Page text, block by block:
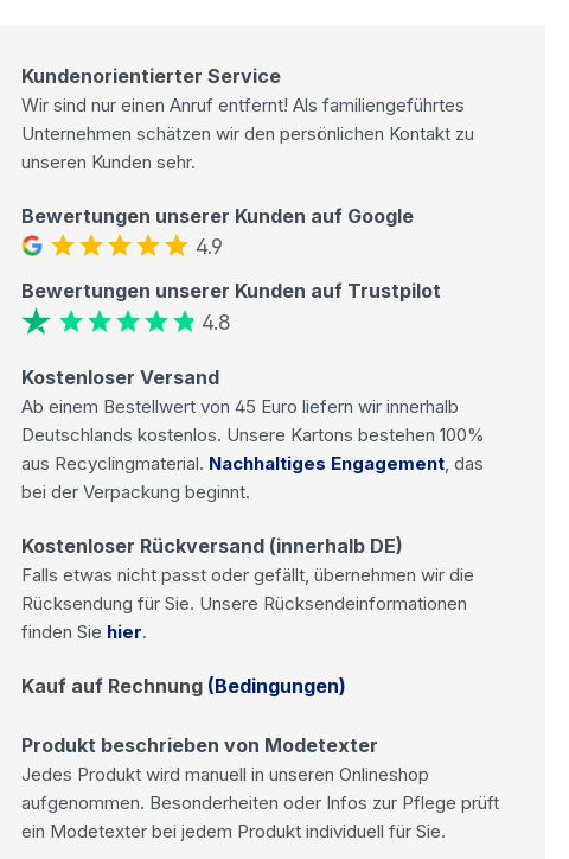
Kundenorientierter Service
Wir sind nur einen Anruf entfernt! Als familiengeführtes
Unternehmen schätzen wir den persönlichen Kontakt zu
unseren Kunden sehr.
Bewertungen unserer Kunden auf Google
4.9
Bewertungen unserer Kunden auf Trustpilot
4.8
Kostenloser Versand
Ab einem Bestellwert von 45 Euro liefern wir innerhalb
Deutschlands kostenlos. Unsere Kartons bestehen 100%
aus Recyclingmaterial. Nachhaltiges Engagement, das
bei der Verpackung beginnt.
Kostenloser Rückversand (innerhalb DE)
Falls etwas nicht passt oder gefällt, übernehmen wir die
Rücksendung für Sie. Unsere Rücksendeinformationen
finden Sie hier.
Kauf auf Rechnung (Bedingungen)
Produkt beschrieben von Modetexter
Jedes Produkt wird manuell in unseren Onlineshop
aufgenommen. Besonderheiten oder Infos zur Pflege prüft
ein Modetexter bei jedem Produkt individuell für Sie.